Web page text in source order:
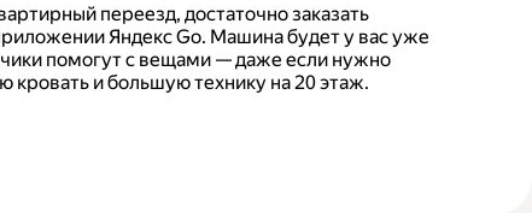
переезд, достаточно заказать
Яндекс Go. Машина будет у вас уже
помогут с вещами — даже если нужно
кровать и большую технику на 20 этаж.